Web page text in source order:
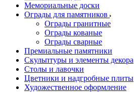
Мемориальные доски
Ограды для памятников
Ограды гранитные
Ограды кованые
Ограды сварные
Премиальные памятники
Скульптуры и элементы декора
Столы и лавочки
Цветники и надгробные плиты
Художественное оформление